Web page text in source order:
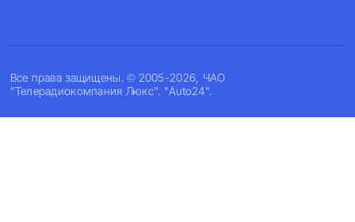
Все права защищены. © 2005-2026, ЧАО
"Телерадиокомпания Люкс". "Auto24".